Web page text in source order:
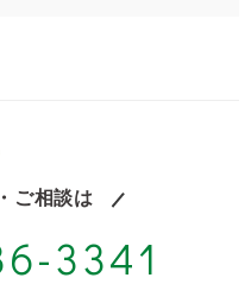
ご相談は
3341